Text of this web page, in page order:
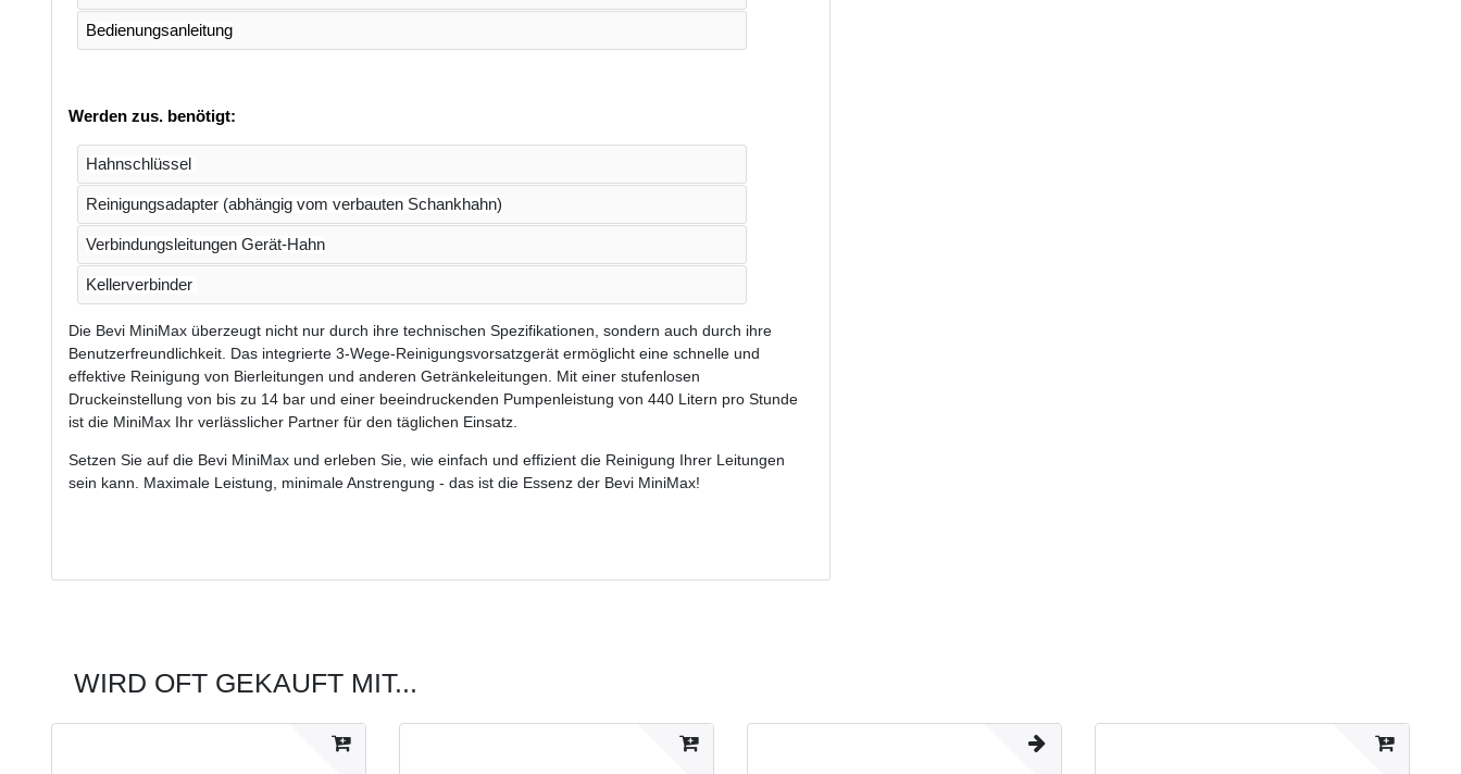
Bedienungsanleitung
Werden zus. benötigt:
Hahnschlüssel
Reinigungsadapter (abhängig vom verbauten Schankhahn)
Verbindungsleitungen Gerät-Hahn
Kellerverbinder
Die Bevi MiniMax überzeugt nicht nur durch ihre technischen Spezifikationen, sondern auch durch ihre
Benutzerfreundlichkeit. Das integrierte 3-Wege-Reinigungsvorsatzgerät ermöglicht eine schnelle und
effektive Reinigung von Bierleitungen und anderen Getränkeleitungen. Mit einer stufenlosen
Druckeinstellung von bis zu 14 bar und einer beeindruckenden Pumpenleistung von 440 Litern pro Stunde
ist die MiniMax Ihr verlässlicher Partner für den täglichen Einsatz.
Setzen Sie auf die Bevi MiniMax und erleben Sie, wie einfach und effizient die Reinigung Ihrer Leitungen
sein kann. Maximale Leistung, minimale Anstrengung - das ist die Essenz der Bevi MiniMax!
WIRD OFT GEKAUFT MIT...